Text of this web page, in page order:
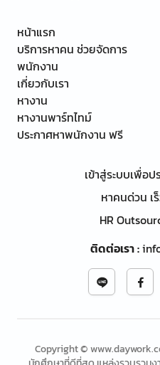
หน้าแรก
บริการหาคน ช่วยจัดการ
พนักงาน
เกี่ยวกับเรา
หางาน
หางานพาร์ทไทม์
ประกาศหาพนักงาน ฟรี
เข้าสู่ระบบเพื่อ
หาคนด่วน เ
HR
ติดต่อเรา:
Copyright ©